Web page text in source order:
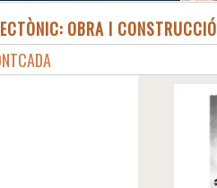
OBRA I CONSTRUCCIÓ